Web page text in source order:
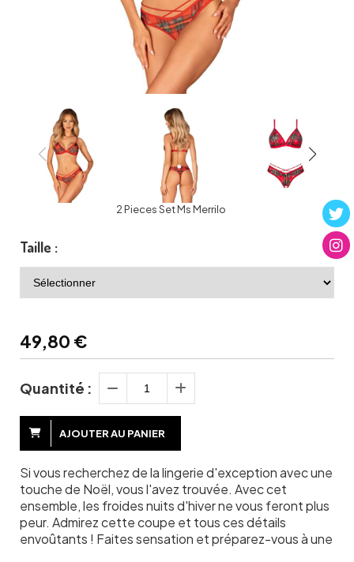
2 Pieces Set Ms Merrilo
Taille :
49,80 €
Quantité :
AJOUTER AU PANIER
Si vous recherchez de la lingerie d'exception avec une
touche de Noël, vous l'avez trouvée. Avec cet
ensemble, les froides nuits d'hiver ne vous feront plus
peur. Admirez cette coupe et tous ces détails
envoûtants ! Faites sensation et préparez-vous à une